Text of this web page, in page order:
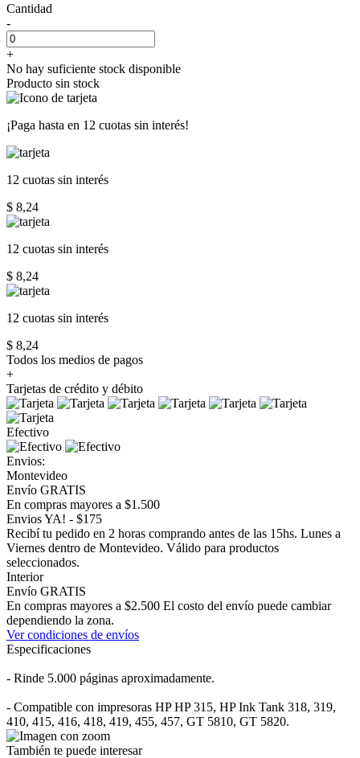
Cantidad
-
+
No hay suficiente stock disponible
Producto sin stock
¡Paga hasta en 12 cuotas sin interés!
12 cuotas sin interés
$ 8,24
12 cuotas sin interés
$ 8,24
12 cuotas sin interés
$ 8,24
Todos los medios de pagos
+
Tarjetas de crédito y débito
Efectivo
Envios:
Montevideo
Envío GRATIS
En compras mayores a $1.500
Envios YA! - $175
Recibí tu pedido en 2 horas comprando antes de las 15hs. Lunes a
Viernes dentro de Montevideo. Válido para productos
seleccionados.
Interior
Envío GRATIS
En compras mayores a $2.500 El costo del envío puede cambiar
dependiendo la zona.
Ver condiciones de envíos
Especificaciones
- Rinde 5.000 páginas aproximadamente.
- Compatible con impresoras HP HP 315, HP Ink Tank 318, 319,
410, 415, 416, 418, 419, 455, 457, GT 5810, GT 5820.
También te puede interesar